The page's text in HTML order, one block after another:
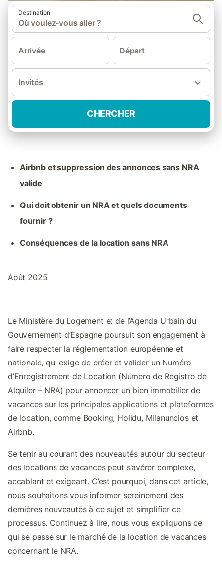
Destination
Où voulez-vous aller ?
Arrivée Départ
Invités
CHERCHER
Airbnb et suppression des annonces sans NRA
valide
Qui doit obtenir un NRA et quels documents
fournir ?
Conséquences de la location sans NRA
Août 2025
Le Ministère du Logement et de l’Agenda Urbain du
Gouvernement d’Espagne poursuit son engagement à
faire respecter la réglementation européenne et
nationale, qui exige de créer et valider un Numéro
d’Enregistrement de Location (Número de Registro de
Alquiler – NRA) pour annoncer un bien immobilier de
vacances sur les principales applications et plateformes
de location, comme Booking, Holidu, Milanuncios et
Airbnb.
Se tenir au courant des nouveautés autour du secteur
des locations de vacances peut s’avérer complexe,
accablant et exigeant. C’est pourquoi, dans cet article,
nous souhaitons vous informer sereinement des
dernières nouveautés à ce sujet et simplifier ce
processus. Continuez à lire, nous vous expliquons ce
qui se passe sur le marché de la location de vacances
concernant le NRA.